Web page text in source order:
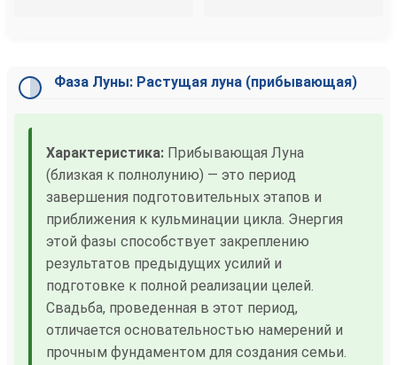
Фаза Луны: Растущая луна (прибывающая)
Характеристика: Прибывающая Луна
(близкая к полнолунию) — это период
завершения подготовительных этапов и
приближения к кульминации цикла. Энергия
этой фазы способствует закреплению
результатов предыдущих усилий и
подготовке к полной реализации целей.
Свадьба, проведенная в этот период,
отличается основательностью намерений и
прочным фундаментом для создания семьи.